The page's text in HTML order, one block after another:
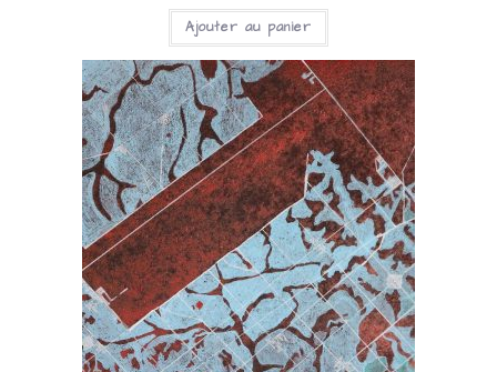
Ajouter au panier